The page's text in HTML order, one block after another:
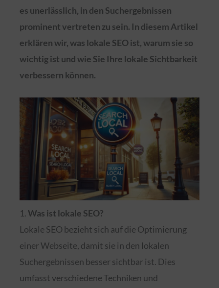
es unerlässlich, in den Suchergebnissen
prominent vertreten zu sein. In diesem Artikel
erklären wir, was lokale SEO ist, warum sie so
wichtig ist und wie Sie Ihre lokale Sichtbarkeit
verbessern können.
1.Was ist lokale SEO?
Lokale SEO bezieht sich auf die Optimierung
einer Webseite, damit sie in den lokalen
Suchergebnissen besser sichtbar ist. Dies
umfasst verschiedene Techniken und